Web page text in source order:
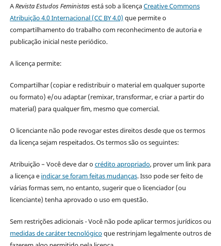
ARevista Estudos Feministasestá sob a licençaCreative Commons
Atribuição 4.0 Internacional (CC BY 4.0) que permite o
compartilhamento do trabalho com reconhecimento de autoria e
publicação inicial neste periódico.
A licença permite:
Compartilhar (copiar e redistribuir o material em qualquer suporte
ou formato) e/ou adaptar (remixar, transformar, e criar a partir do
material) para qualquer fim, mesmo que comercial.
O licenciante não pode revogar estes direitos desde que os termos
da licença sejam respeitados. Os termos são os seguintes:
Atribuição – Você deve dar ocrédito apropriado, prover um link para
a licença e indicar se foram feitas mudanças. Isso pode ser feito de
várias formas sem, no entanto, sugerir que o licenciador (ou
licenciante) tenha aprovado o uso em questão.
Sem restrições adicionais - Você não pode aplicar termos jurídicos ou
medidas de caráter tecnológicoque restrinjam legalmente outros de